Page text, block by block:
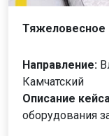
Тяжеловесное
Направление:
Камчатский
Описание
оборудования